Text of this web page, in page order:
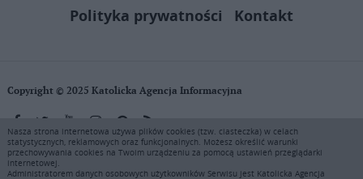
Polityka prywatności
Kontakt
Copyright © 2025 Katolicka Agencja Informacyjna
KAI zastrzega wszelkie prawa do serwisu. Użytkownicy mogą pobierać
i drukować fragmenty zawartości serwisu internetowego www.ekai.pl
wyłącznie do użytku osobistego. Publikacja, rozpowszechnianie
Nasza strona internetowa używa plików cookies (tzw. ciasteczka) w celach
statystycznych, reklamowych oraz funkcjonalnych. Możesz określić warunki
przechowywania cookies na Twoim urządzeniu za pomocą ustawień przeglądarki
internetowej.
Administratorem danych osobowych użytkowników Serwisu jest Katolicka Agencja